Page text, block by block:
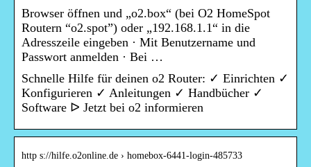
Browser öffnen und „o2.box“ (bei O2 HomeSpot
Routern “o2.spot”) oder „192.168.1.1“ in die
Adresszeile eingeben · Mit Benutzername und
Passwort anmelden · Bei …
Schnelle Hilfe für deinen o2 Router: ✓ Einrichten ✓
Konfigurieren ✓ Anleitungen ✓ Handbücher ✓
Software ᐅ Jetzt bei o2 informieren
http s://hilfe.o2online.de › homebox-6441-login-485733